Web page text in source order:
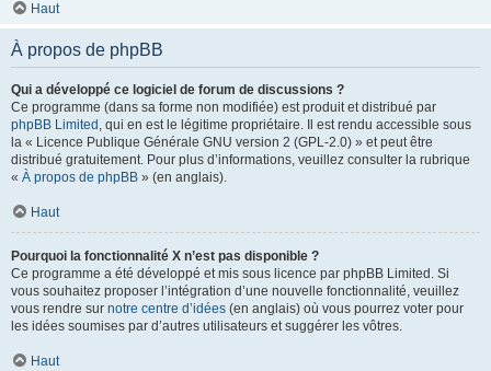
Haut
À propos de phpBB
Qui a développé ce logiciel de forum de discussions ?
Ce programme (dans sa forme non modifiée) est produit et distribué par
phpBB Limited , qui en est le légitime propriétaire. Il est rendu accessible sous
la « Licence Publique Générale GNU version 2 (GPL-2.0) » et peut être
distribué gratuitement. Pour plus d’informations, veuillez consulter la rubrique
« À propos de phpBB » (en anglais).
Haut
Pourquoi la fonctionnalité X n’est pas disponible ?
Ce programme a été développé et mis sous licence par phpBB Limited. Si
vous souhaitez proposer l’intégration d’une nouvelle fonctionnalité, veuillez
vous rendre sur notre centre d’idées (en anglais) où vous pourrez voter pour
les idées soumises par d’autres utilisateurs et suggérer les vôtres.
Haut